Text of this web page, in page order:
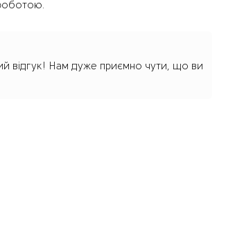
відгук! Нам дуже приємно чути, що ви